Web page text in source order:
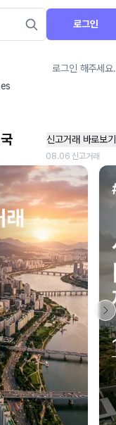
로그인
로그인 해주세요.